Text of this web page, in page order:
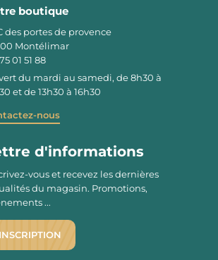
boutique
des portes de provence
Montélimar
01 51 88
du mardi au samedi, de 8h30 à
et de 13h30 à 16h30
nous
d'informations
vous et recevez les dernières
du magasin. Promotions,
...
INSCRIPTION